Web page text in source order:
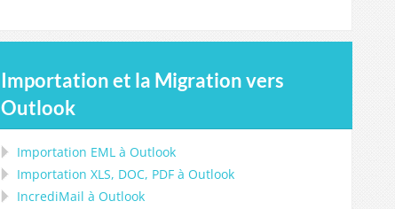
Importation et la Migration vers
Outlook
Importation EML à Outlook
Importation XLS, DOC, PDF à Outlook
IncrediMail à Outlook